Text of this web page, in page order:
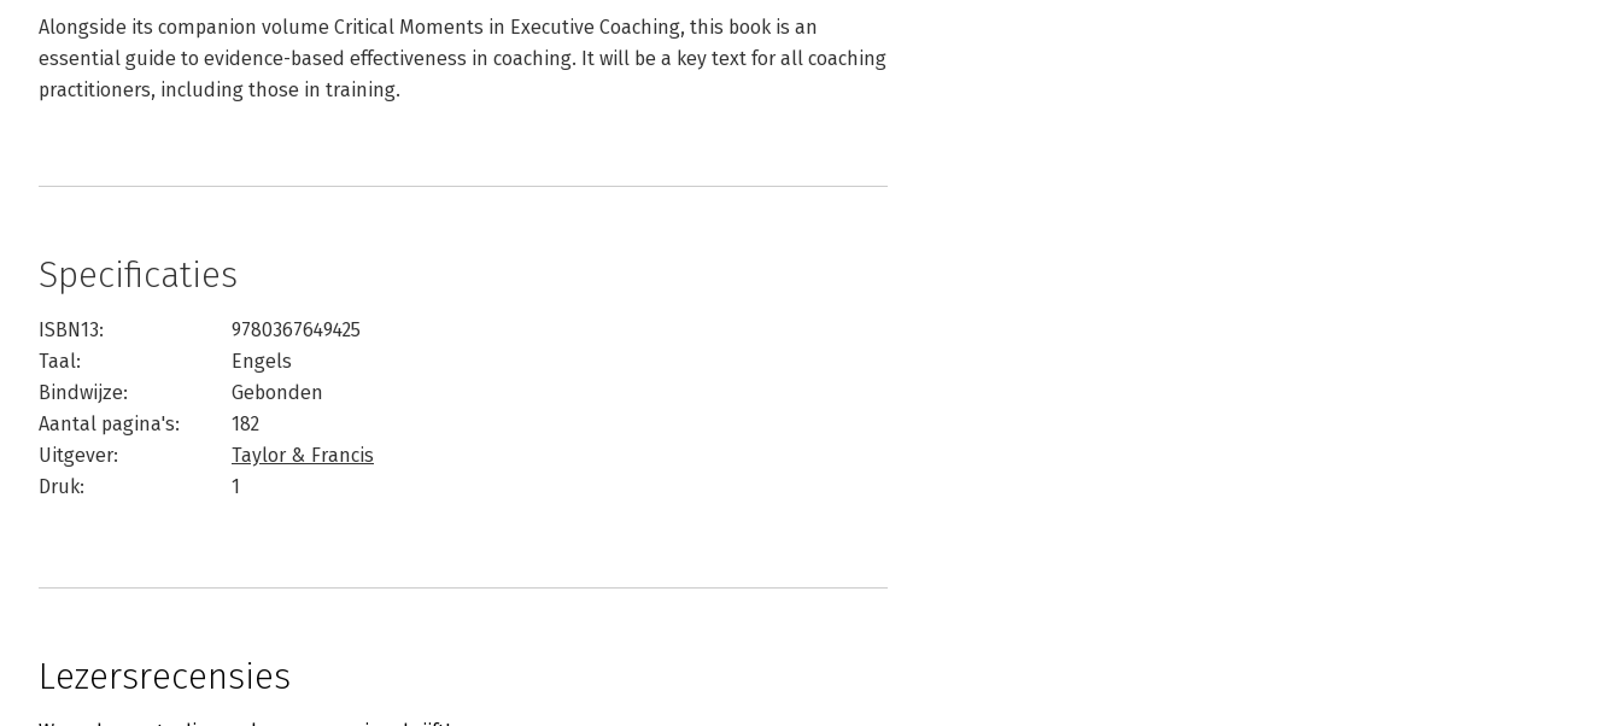
Alongside its companion volume Critical Moments in Executive Coaching, this book is an
essential guide to evidence-based effectiveness in coaching. It will be a key text for all coaching
practitioners, including those in training.
Specificaties
ISBN13:
9780367649425
Taal:
Engels
Bindwijze:
Gebonden
Aantal pagina's:
182
Uitgever:
Taylor & Francis
Druk:
1
Lezersrecensies